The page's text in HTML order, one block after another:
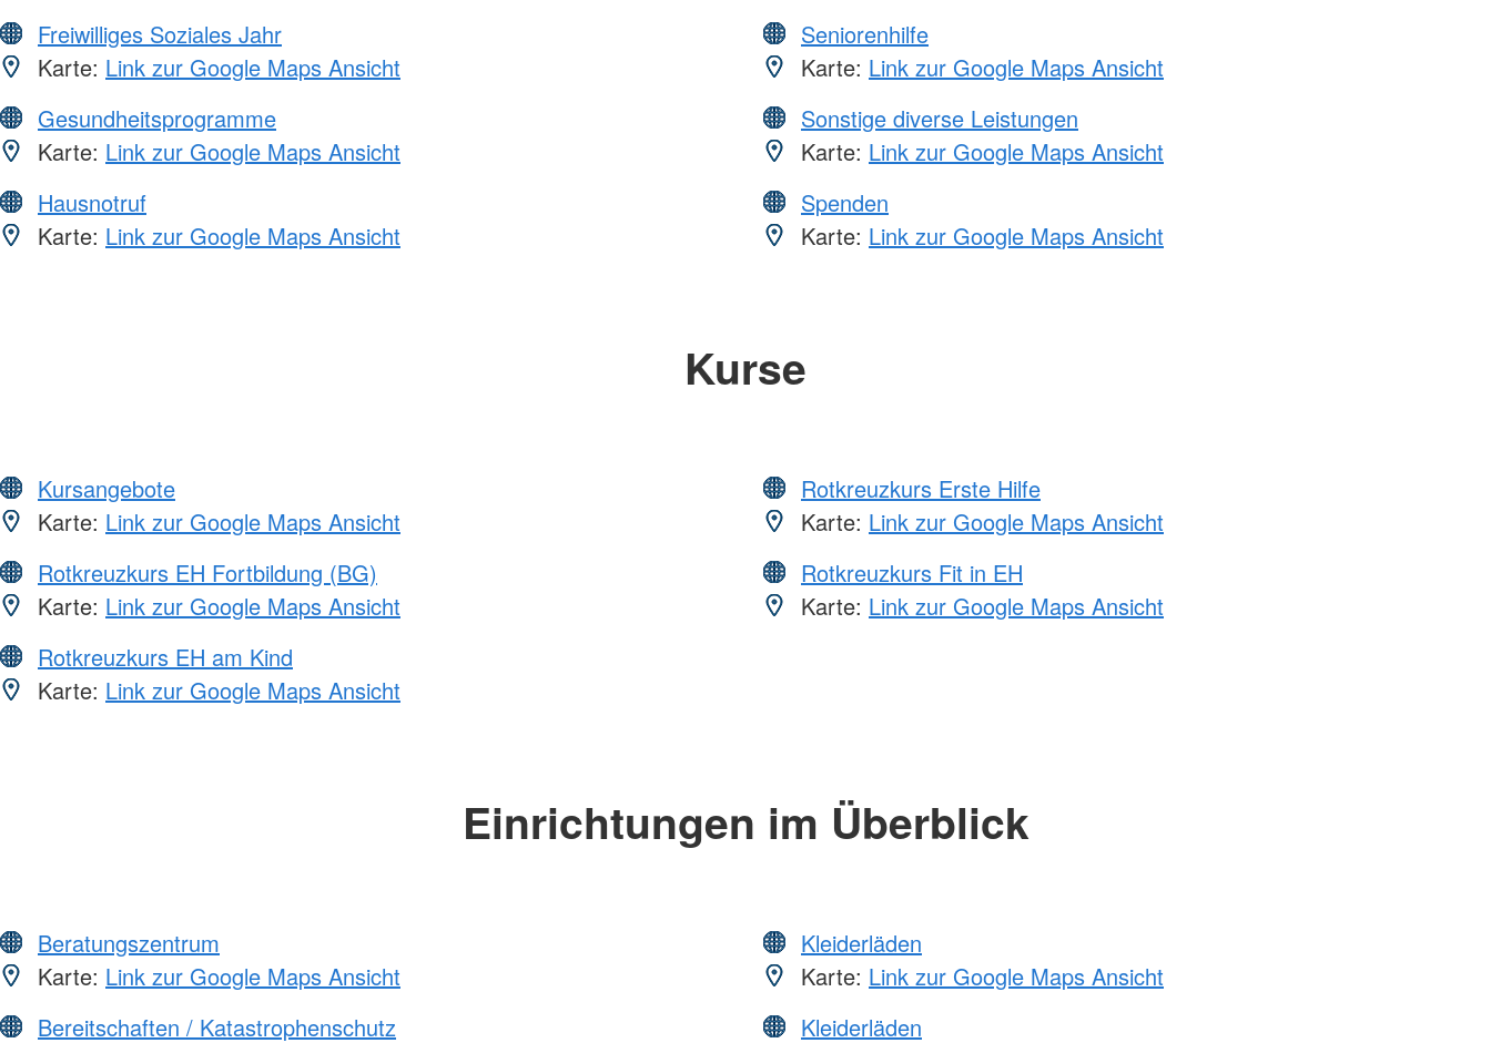
Freiwilliges Soziales Jahr
Karte: Link zur Google Maps Ansicht
Gesundheitsprogramme
Karte: Link zur Google Maps Ansicht
Hausnotruf
Karte: Link zur Google Maps Ansicht
Seniorenhilfe
Karte: Link zur Google Maps Ansicht
Sonstige diverse Leistungen
Karte: Link zur Google Maps Ansicht
Spenden
Karte: Link zur Google Maps Ansicht
Kurse
Kursangebote
Karte: Link zur Google Maps Ansicht
Rotkreuzkurs EH Fortbildung (BG)
Karte: Link zur Google Maps Ansicht
Rotkreuzkurs EH am Kind
Karte: Link zur Google Maps Ansicht
Rotkreuzkurs Erste Hilfe
Karte: Link zur Google Maps Ansicht
Rotkreuzkurs Fit in EH
Karte: Link zur Google Maps Ansicht
Einrichtungen im Überblick
Beratungszentrum
Karte: Link zur Google Maps Ansicht
Bereitschaften / Katastrophenschutz
Kleiderläden
Karte: Link zur Google Maps Ansicht
Kleiderläden